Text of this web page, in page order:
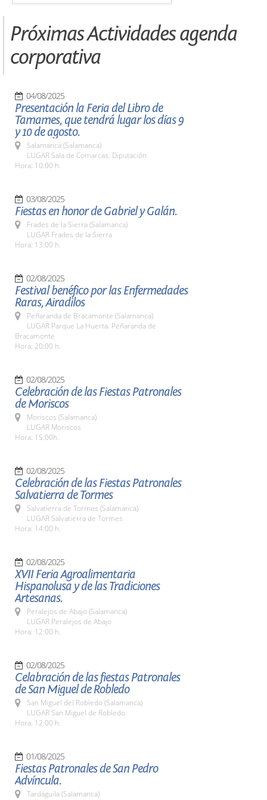
Próximas Actividades agenda
corporativa
04/08/2025
Presentación la Feria del Libro de
Tamames, que tendrá lugar los días 9
y 10 de agosto.
Salamanca (Salamanca)
LUGAR Sala de Comarcas. Diputación
Hora: 10:00 h.
03/08/2025
Fiestas en honor de Gabriel y Galán.
Frades de la Sierra (Salamanca)
LUGAR Frades de la Sierra
Hora: 13:00 h.
02/08/2025
Festival benéfico por las Enfermedades
Raras, Airadilos
Peñaranda de Bracamonte (Salamanca)
LUGAR Parque La Huerta. Peñaranda de
Bracamonte
Hora: 20:00 h.
02/08/2025
Celebración de las Fiestas Patronales
de Moriscos
Moriscos (Salamanca)
LUGAR Moriscos
Hora: 15:00h.
02/08/2025
Celebración de las Fiestas Patronales
Salvatierra de Tormes
Salvatierra de Tormes (Salamanca)
LUGAR Salvatierra de Tormes
Hora: 14:00 h.
02/08/2025
XVII Feria Agroalimentaria
Hispanolusa y de las Tradiciones
Artesanas.
Peralejos de Abajo (Salamanca)
LUGAR Peralejos de Abajo
Hora: 12:00 h.
02/08/2025
Celabración de las fiestas Patronales
de San Miguel de Robledo
San Miguel del Robledo (Salamanca)
LUGAR San Miguel de Robledo
Hora: 12:00 h.
01/08/2025
Fiestas Patronales de San Pedro
Advíncula.
Tardáguila (Salamanca)